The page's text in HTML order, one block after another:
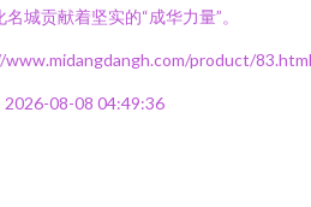
城贡献着坚实的“成华力量”。
product/83.html
2026-08-08 04:49:36